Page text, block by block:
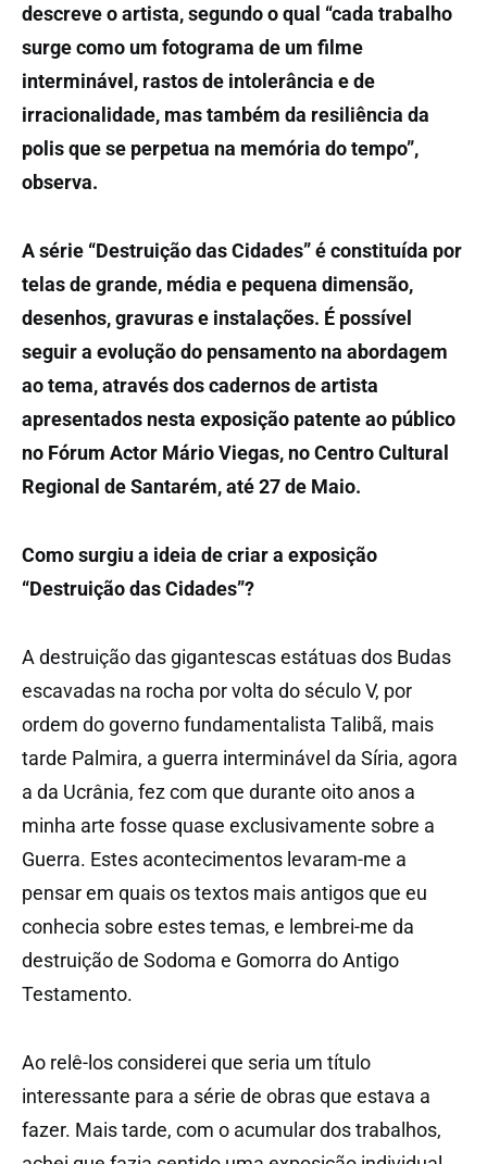
descreve o artista, segundo o qual “cada trabalho
surge como um fotograma de um filme
interminável, rastos de intolerância e de
irracionalidade, mas também da resiliência da
polis que se perpetua na memória do tempo”,
observa.
A série “Destruição das Cidades” é constituída por
telas de grande, média e pequena dimensão,
desenhos, gravuras e instalações. É possível
seguir a evolução do pensamento na abordagem
ao tema, através dos cadernos de artista
apresentados nesta exposição patente ao público
no Fórum Actor Mário Viegas, no Centro Cultural
Regional de Santarém, até 27 de Maio.
Como surgiu a ideia de criar a exposição
“Destruição das Cidades”?
A destruição das gigantescas estátuas dos Budas
escavadas na rocha por volta do século V, por
ordem do governo fundamentalista Talibã, mais
tarde Palmira, a guerra interminável da Síria, agora
a da Ucrânia, fez com que durante oito anos a
minha arte fosse quase exclusivamente sobre a
Guerra. Estes acontecimentos levaram-me a
pensar em quais os textos mais antigos que eu
conhecia sobre estes temas, e lembrei-me da
destruição de Sodoma e Gomorra do Antigo
Testamento.
Ao relê-los considerei que seria um título
interessante para a série de obras que estava a
fazer. Mais tarde, com o acumular dos trabalhos,